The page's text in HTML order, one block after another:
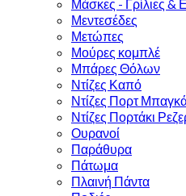
Μάσκες - Γρίλιες &
Μεντεσέδες
Μετώπες
Μούρες κομπλέ
Μπάρες Θόλων
Ντίζες Καπό
Ντίζες Πορτ
Ντίζες Πορτάκι
Ουρανοί
Παράθυρα
Πάτωμα
Πλαινή Πάντα